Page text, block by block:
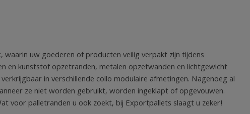
uw goederen of producten veilig verpakt zijn tijdens
kunststof opzetranden, metalen opzetwanden en lichtgewicht
in verschillende collo modulaire afmetingen. Nagenoeg al
ze niet worden gebruikt, worden ingeklapt of opgevouwen.
voor palletranden u ook zoekt, bij Exportpallets slaagt u zeker!